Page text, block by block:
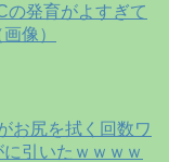
の発育がよすぎて
像）
お尻を拭く回数ワ
引いたｗｗｗｗ